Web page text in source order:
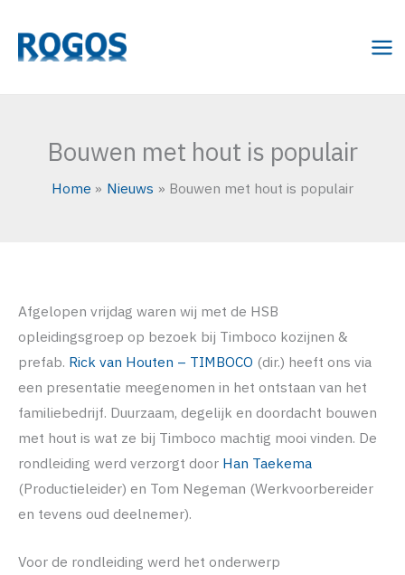
naar
Bouwen met hout is populair
Home Nieuws Bouwen met hout is populair
Afgelopen vrijdag waren wij met de HSB
opleidingsgroep op bezoek bij Timboco kozijnen &
prefab. Rick van Houten – TIMBOCO (dir.) heeft ons via
een presentatie meegenomen in het ontstaan van het
familiebedrijf. Duurzaam, degelijk en doordacht bouwen
met hout is wat ze bij Timboco machtig mooi vinden. De
rondleiding werd verzorgt door Han Taekema
(Productieleider) en Tom Negeman (Werkvoorbereider
en tevens oud deelnemer).
Voor de rondleiding werd het onderwerp